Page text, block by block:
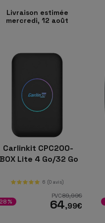
Livraison estimée
mercredi, 12 août
Carlinkit CPC200-
Lite 4 Go/32 Go
6 (0 avis)
PVC89,99€
64,99€